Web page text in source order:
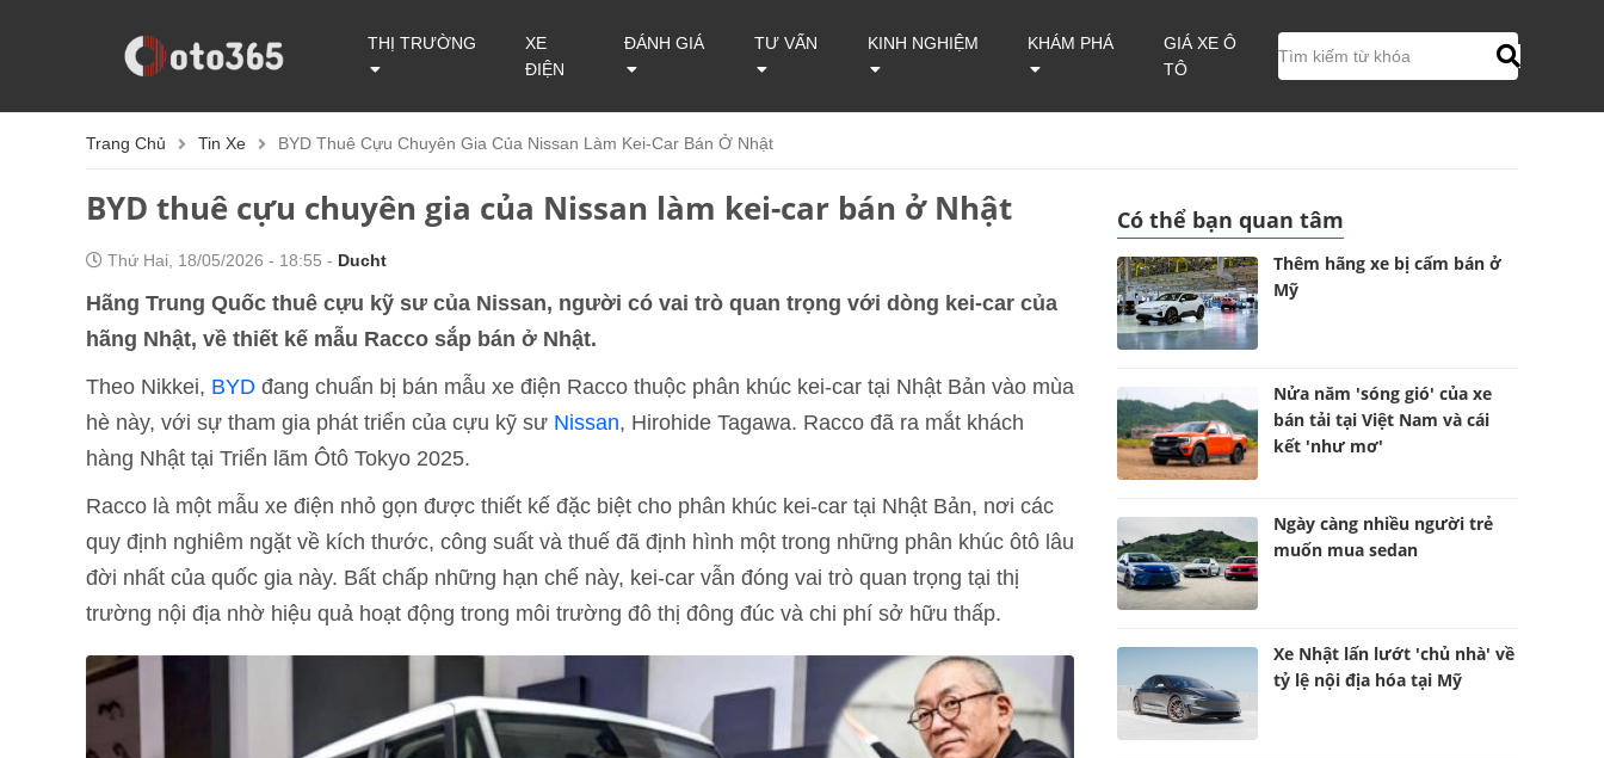
THỊ TRƯỜNG
XE
ĐIỆN
ĐÁNH GIÁ TƯ VẤN KINH NGHIỆM KHÁM PHÁ
GIÁ XE Ô
TÔ
Trang Chủ Tin Xe BYD Thuê Cựu Chuyên Gia Của Nissan Làm Kei-Car Bán Ở Nhật
BYD thuê cựu chuyên gia của Nissan làm kei-car bán ở Nhật
Thứ Hai, 18/05/2026 - 18:55 - Ducht
Hãng Trung Quốc thuê cựu kỹ sư của Nissan, người có vai trò quan trọng với dòng kei-car của
hãng Nhật, về thiết kế mẫu Racco sắp bán ở Nhật.
Theo Nikkei, BYD đang chuẩn bị bán mẫu xe điện Racco thuộc phân khúc kei-car tại Nhật Bản vào mùa
hè này, với sự tham gia phát triển của cựu kỹ sư Nissan, Hirohide Tagawa. Racco đã ra mắt khách
hàng Nhật tại Triển lãm Ôtô Tokyo 2025.
Racco là một mẫu xe điện nhỏ gọn được thiết kế đặc biệt cho phân khúc kei-car tại Nhật Bản, nơi các
quy định nghiêm ngặt về kích thước, công suất và thuế đã định hình một trong những phân khúc ôtô lâu
đời nhất của quốc gia này. Bất chấp những hạn chế này, kei-car vẫn đóng vai trò quan trọng tại thị
trường nội địa nhờ hiệu quả hoạt động trong môi trường đô thị đông đúc và chi phí sở hữu thấp.
Có thể bạn quan tâm
Thêm hãng xe bị cấm bán ở
Mỹ
Nửa năm 'sóng gió' của xe
bán tải tại Việt Nam và cái
kết 'như mơ'
Ngày càng nhiều người trẻ
muốn mua sedan
Xe Nhật lấn lướt 'chủ nhà' về
tỷ lệ nội địa hóa tại Mỹ